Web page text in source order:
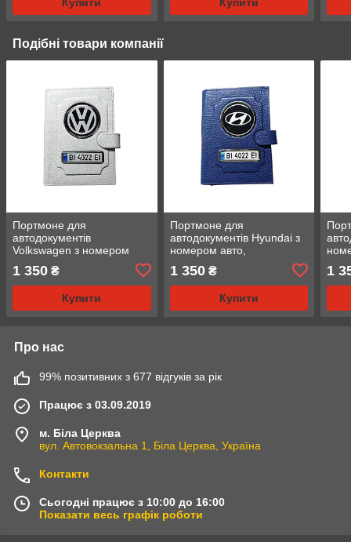
Купити Купити
Подібні товари компанії
Портмоне для
автодокументів
Volkswagen з номером
біла
1 350 ₴
Купити
Портмоне для
автодокументів Hyundai з
номером авто,
1 350₴
Купити
1
Про нас
99% позитивних з 677 відгуків за рік
Працює з 03.09.2019
м. Біла Церква
вул. Автовокзальна 1, Біла Церква, Україна
Контакти
Сьогодні працює з 10:00 до 16:00
Показати весь графік роботи